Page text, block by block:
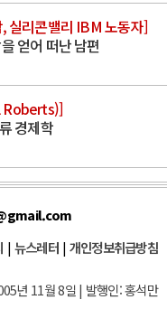
실리콘밸리 IBM 노동자]
얻어 떠난 남편
Roberts)]
경제학
| 뉴스레터| 개인정보취급방침
년 11월 8일 | 발행인: 홍석만